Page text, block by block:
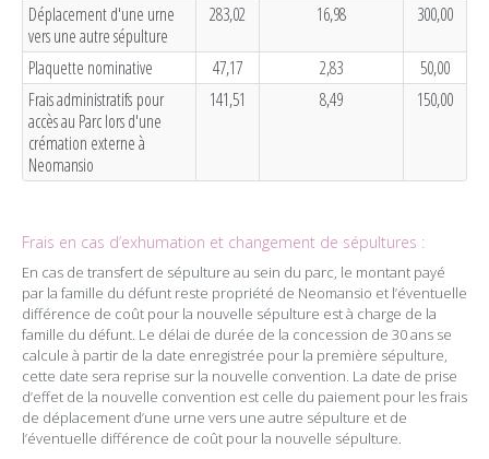
Déplacement d'une urne
vers une autre sépulture
283,02 16,98 300,00
Plaquette nominative 47,17 2,83
50,00
Frais administratifs pour
accès au Parc lors d'une
crémation externe à
Neomansio
141,51 8,49 150,00
Frais en cas d’exhumation et changement de sépultures :
En cas de transfert de sépulture au sein du parc, le montant payé
par la famille du défunt reste propriété de Neomansio et l’éventuelle
différence de coût pour la nouvelle sépulture est à charge de la
famille du défunt. Le délai de durée de la concession de 30 ans se
calcule à partir de la date enregistrée pour la première sépulture,
cette date sera reprise sur la nouvelle convention. La date de prise
d’effet de la nouvelle convention est celle du paiement pour les frais
de déplacement d’une urne vers une autre sépulture et de
l’éventuelle différence de coût pour la nouvelle sépulture.